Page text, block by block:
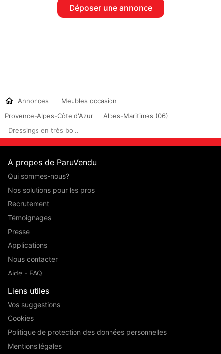
Déposer une annonce
Annonces
Meubles occasion
Provence-Alpes-Côte d'Azur
Alpes-Maritimes (06)
Dressings en très bo...
A propos de ParuVendu
Qui sommes-nous?
Nos solutions pour les pros
Recrutement
Témoignages
Presse
Applications
Nous contacter
Aide - FAQ
Liens utiles
Vos suggestions
Cookies
Politique de protection des données personnelles
Mentions légales